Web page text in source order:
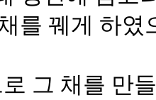
를 꿰게 하였
그 채를 만